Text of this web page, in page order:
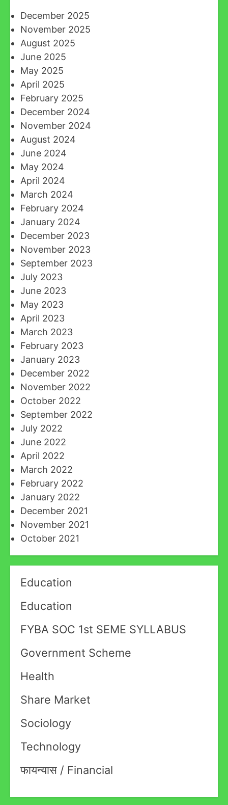
December 2025
November 2025
August 2025
June 2025
May 2025
April 2025
February 2025
December 2024
November 2024
August 2024
June 2024
May 2024
April 2024
March 2024
February 2024
January 2024
December 2023
November 2023
September 2023
July 2023
June 2023
May 2023
April 2023
March 2023
February 2023
January 2023
December 2022
November 2022
October 2022
September 2022
July 2022
June 2022
April 2022
March 2022
February 2022
January 2022
December 2021
November 2021
October 2021
Education
Education
FYBA SOC 1st SEME SYLLABUS
Government Scheme
Health
Share Market
Sociology
Technology
फायन्यास / Financial